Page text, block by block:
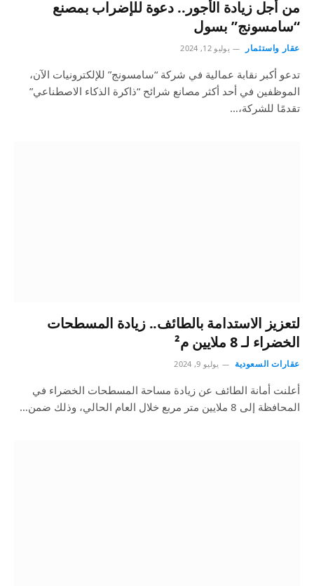
من أجل زيادة الأجور.. دعوة للإضراب بمصنع
“سامسونج” بسول
عقار واستثمار يوليو 12, 2024
تدعو أكبر نقابة عمالية في شركة “سامسونج” للإلكترونيات الآن،
الموظفين في أحد أكثر مصانع شرائح “ذاكرة الذكاء الاصطناعي”
تقدمًا للشركة،…
لتعزيز الاستدامة بالطائف.. زيادة المسطحات
الخضراء لـ 8 ملايين م²
عقارات السعودية يوليو 9, 2024
أعلنت أمانة الطائف عن زيادة مساحة المسطحات الخضراء في
المحافظة إلى 8 ملايين متر مربع خلال العام الحالي، وذلك ضمن…